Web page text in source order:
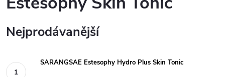
Nejprodávanější
SARANGSAE Estesophy Hydro Plus Skin Tonic